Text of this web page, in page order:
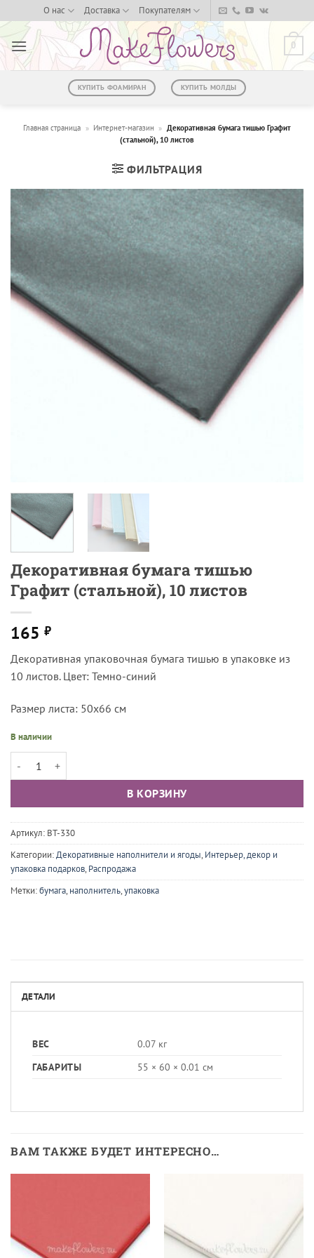
to
content
О нас Доставка Покупателям
0
КУПИТЬ ФОАМИРАН КУПИТЬ МОЛДЫ
Главная страница » Интернет-магазин » Декоративная бумага тишью Графит
(стальной), 10 листов
ФИЛЬТРАЦИЯ
Декоративная бумага тишью
Графит (стальной), 10 листов
165 ₽
Декоративная упаковочная бумага тишью в упаковке из
10 листов. Цвет: Темно-синий
Размер листа: 50х66 см
В наличии
Количество товара Декоративная бумага тишью Графит (стальной),
В КОРЗИНУ
Артикул: BT-330
Категории:Декоративные наполнители и ягоды, Интерьер, декор и
упаковка подарков, Распродажа
Метки:бумага, наполнитель,упаковка
ДЕТАЛИ
ВЕС
0.07 кг
ГАБАРИТЫ
55 × 60 × 0.01 см
ВАМ ТАКЖЕ БУДЕТ ИНТЕРЕСНО…